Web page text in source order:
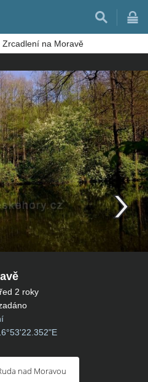
Zrcadlení na Moravě
2 roky
nad Moravou